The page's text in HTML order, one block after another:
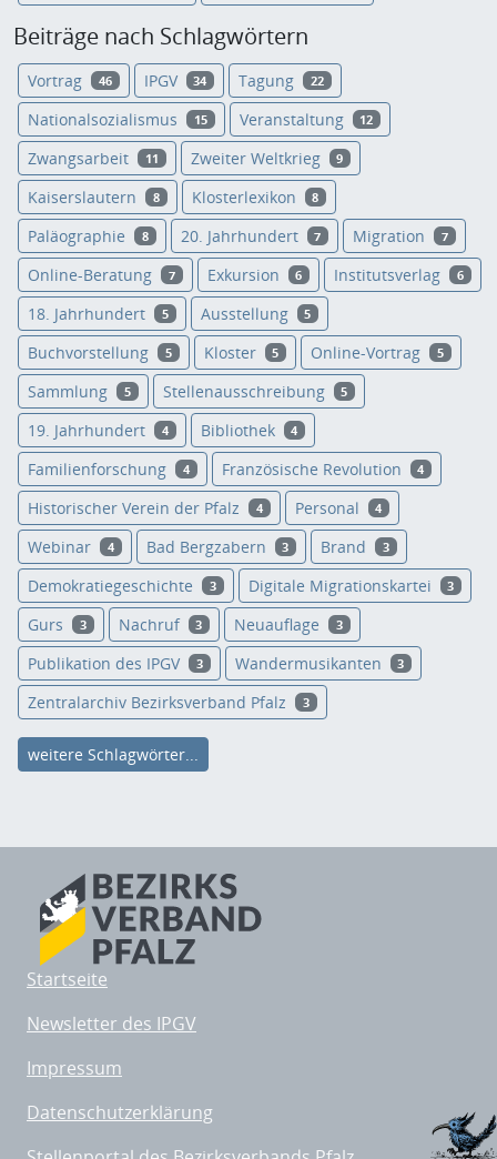
Beiträge nach Schlagwörtern
Vortrag 46 IPGV 34 Tagung 22
Nationalsozialismus 15 Veranstaltung 12
Zwangsarbeit 11 Zweiter Weltkrieg 9
Kaiserslautern 8 Klosterlexikon 8
Paläographie 8 20. Jahrhundert 7 Migration 7
Online-Beratung 7 Exkursion 6 Institutsverlag 6
18. Jahrhundert 5 Ausstellung 5
Buchvorstellung 5 Kloster 5 Online-Vortrag 5
Sammlung 5 Stellenausschreibung 5
19. Jahrhundert 4 Bibliothek 4
Familienforschung 4 Französische Revolution 4
Historischer Verein der Pfalz 4 Personal 4
Webinar 4 Bad Bergzabern 3 Brand 3
Demokratiegeschichte 3 Digitale Migrationskartei 3
Gurs 3 Nachruf 3 Neuauflage 3
Publikation des IPGV 3 Wandermusikanten 3
Zentralarchiv Bezirksverband Pfalz 3
weitere Schlagwörter...
Startseite
Newsletter des IPGV
Impressum
Datenschutzerklärung